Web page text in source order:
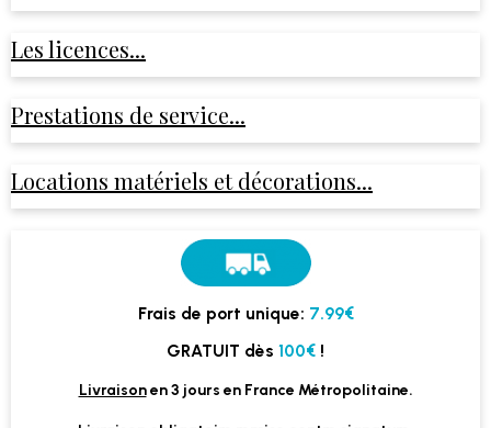
Les licences...
Prestations de service...
Locations matériels et décorations...
Frais de port unique: 7.99€
GRATUIT dès 100€ !
Livraisonen 3 jours en France Métropolitaine.